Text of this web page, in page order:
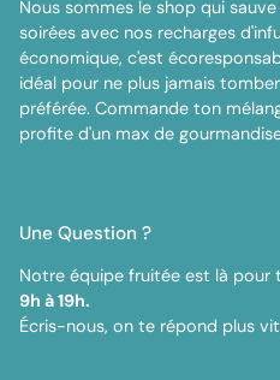
Nous sommes le shop qui
soirées avec nos recharges
économique, c'est
idéal pour ne plus jamais
préférée. Commande ton
profite d'un max de
Une Question ?
Notre équipe fruitée est là pour
9h à 19h.
Écris-nous, on te répond plus